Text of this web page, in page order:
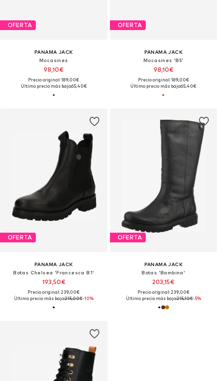
OFERTA
PANAMA JACK
Mocasines
98,10€
Precio original: 189,00€
Último precio más bajo:65,40€
OFERTA
PANAMA JACK
Mocasines 'B5'
98,10€
Precio original: 189,00€
Último precio más bajo:65,40€
OFERTA
PANAMA JACK
Botas Chelsea 'Francesca B1'
193,50€
Precio original: 239,00€
Último precio más bajo:215,00€-10%
OFERTA
PANAMA JACK
Botas 'Bambina'
203,15€
Precio original: 239,00€
Último precio más bajo:215,10€-5%